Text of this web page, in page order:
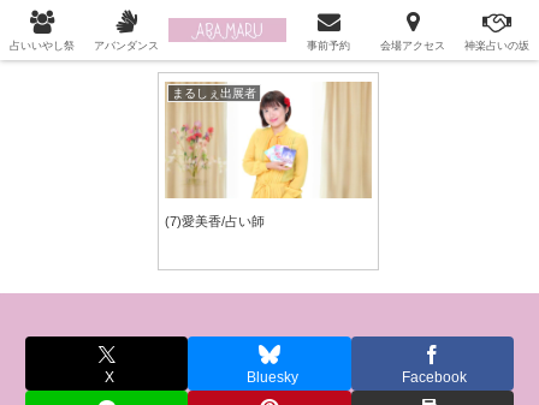
自分を許してあげられるあなたに…「うらない起業アカデミー」
まるしぇ出展者
(7)愛美香/占い師
X Bluesky Facebook
占いいやし祭 アバンダンス 事前予約 会場アクセス 神楽占いの坂